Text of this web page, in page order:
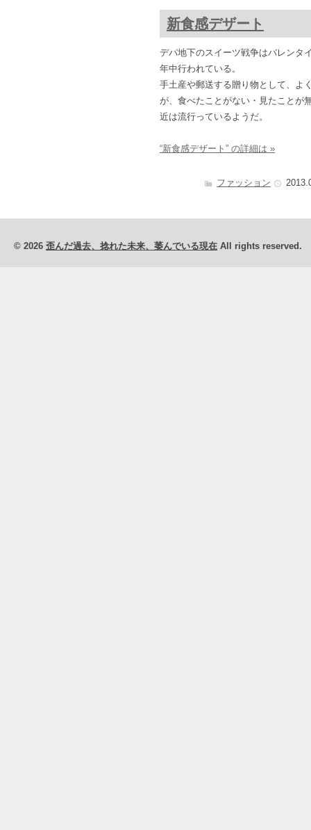
新食感デザート
デパ地下のスイーツ戦争はバレンタ
年中行われている。
手土産や郵送する贈り物として、よ
が、食べたことがない・見たことが
近は流行っているようだ。
“新食感デザート” の詳細は »
ファッション
© 2026 歪んだ過去、捻れた未来、萎んでいる現在 All rights reserved.